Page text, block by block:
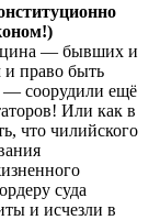
— бывших и
и право быть
— соорудили ещё
Или как в
что чилийского
суда
и исчезли в